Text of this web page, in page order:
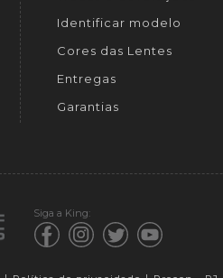
Identificar modelo
Cores das Lentes
Entregas
Garantias
Siga a King: